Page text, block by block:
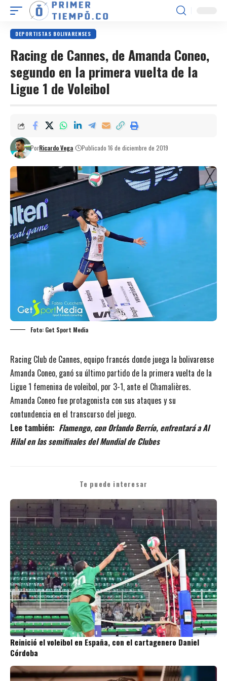
DEPORTISTAS BOLIVARENSES
Racing de Cannes, de Amanda Coneo,
segundo en la primera vuelta de la
Ligue 1 de Voleibol
PorRicardo Vega Publicado 16 de diciembre de 2019
Foto: Get Sport Media
Racing Club de Cannes, equipo francés donde juega la bolivarense
Amanda Coneo, ganó su último partido de la primera vuelta de la
Ligue 1 femenina de voleibol, por 3-1, ante el Chamalières.
Amanda Coneo fue protagonista con sus ataques y su
contundencia en el transcurso del juego.
Lee también: Flamengo, con Orlando Berrío, enfrentará a Al
Hilal en las semifinales del Mundial de Clubes
Te puede interesar
Reinició el voleibol en España, con el cartagenero Daniel
Córdoba